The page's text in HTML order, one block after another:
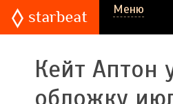
Меню
Кейт Аптон